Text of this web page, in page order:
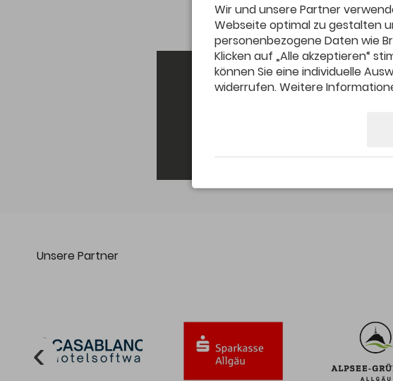
Unsere Partner
Wir und unsere Partner
Webseite optimal zu gestalten
personenbezogene Daten wie
Klicken auf „Alle akzeptieren“
können Sie eine individuelle
widerrufen. Weitere